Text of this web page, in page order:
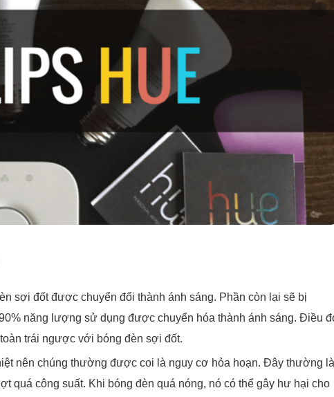
sợi đốt được chuyển đổi thành ánh sáng. Phần còn lại sẽ bị
năng lượng sử dụng được chuyển hóa thành ánh sáng. Điều
trái ngược với bóng đèn sợi đốt.
nên chúng thường được coi là nguy cơ hỏa hoạn. Đây thường là
quá công suất. Khi bóng đèn quá nóng, nó có thể gây hư hại cho